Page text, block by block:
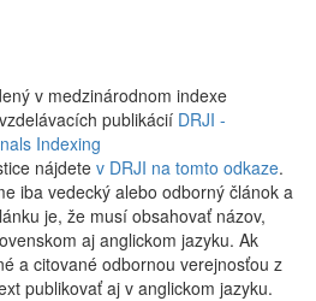
v medzinárodnom indexe
publikácií DRJI -
Indexing
nájdetev DRJI na tomto odkaze.
iba vedecký alebo odborný článok a
je, že musí obsahovať názov,
aj anglickom jazyku. Ak
a citované odbornou verejnosťou z
publikovať aj v anglickom jazyku.